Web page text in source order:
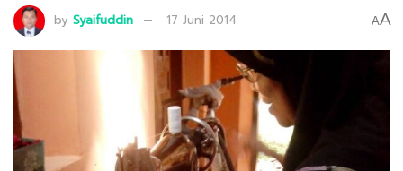
by Syaifuddin 17 Juni 2014 AA